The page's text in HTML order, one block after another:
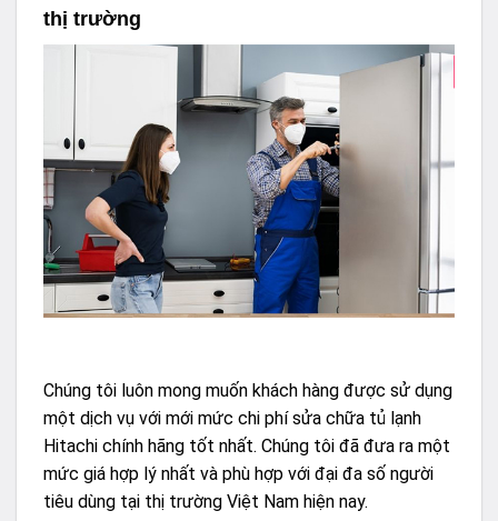
thị trường
Chúng tôi luôn mong muốn khách hàng được sử dụng
một dịch vụ với mới mức chi phí sửa chữa tủ lạnh
Hitachi chính hãng tốt nhất. Chúng tôi đã đưa ra một
mức giá hợp lý nhất và phù hợp với đại đa số người
tiêu dùng tại thị trường Việt Nam hiện nay.